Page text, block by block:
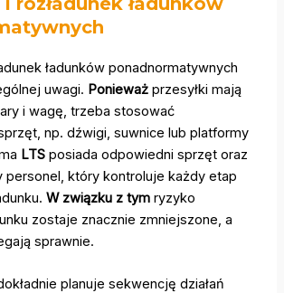
ładunków ponadnormatywnych
uwagi. Ponieważ przesyłki mają
i wagę, trzeba stosować
np. dźwigi, suwnice lub platformy
LTS posiada odpowiedni sprzęt oraz
personel, który kontroluje każdy etap
W związku z tym ryzyko
zostaje znacznie zmniejszone, a
sprawnie.
planuje sekwencję działań